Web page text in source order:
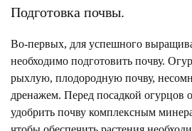
Подготовка почвы.
Во-первых, для успешного
необходимо подготовить почву.
рыхлую, плодородную почву,
дренажем. Перед посадкой огурцов
удобрить почву комплексным